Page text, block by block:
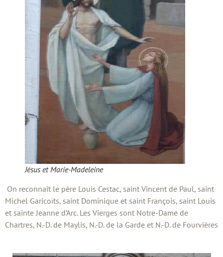
Jésus et Marie-Madeleine
On reconnaît le père Louis Cestac, saint Vincent de Paul, saint
Michel Garicoïts, saint Dominique et saint François, saint Louis
et sainte Jeanne d’Arc. Les Vierges sont Notre-Dame de
Chartres, N.-D. de Maylis, N.-D. de la Garde et N.-D. de Fourvières